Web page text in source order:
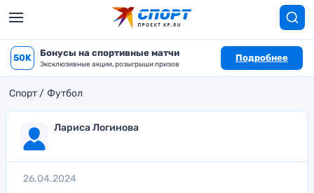
50K Бонусы на спортивные матчи
Эксклюзивные акции, розыгрыши призов
Подробнее
Спорт Футбол
Лариса Логинова
26.04.2024